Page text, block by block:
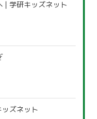
| 学研キッズネット
ズネット